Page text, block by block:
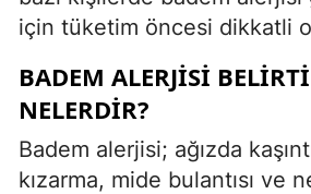
için tüketim öncesi dikkatli
BADEM ALERJISI
NELERDIR?
Badem alerjisi; ağızda
kızarma, mide bulantısı ve